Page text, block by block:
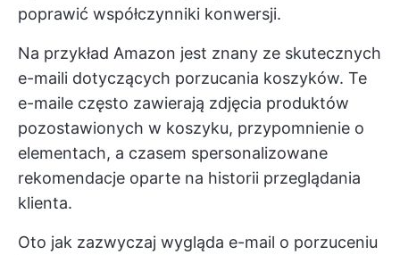
poprawić współczynniki konwersji.
Na przykład Amazon jest znany ze skutecznych
e-maili dotyczących porzucania koszyków. Te
e-maile często zawierają zdjęcia produktów
pozostawionych w koszyku, przypomnienie o
elementach, a czasem spersonalizowane
rekomendacje oparte na historii przeglądania
klienta.
Oto jak zazwyczaj wygląda e-mail o porzuceniu